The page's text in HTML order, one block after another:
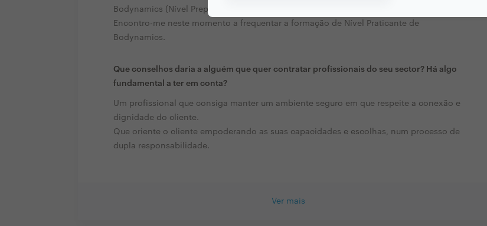
Bodynamics (Nível Preparatório) e Reiki.
Encontro-me neste momento a frequentar a formação de Nível Praticante de
Bodynamics.
Que conselhos daria a alguém que quer contratar profissionais do seu sector? Há algo
fundamental a ter em conta?
Um profissional que consiga manter um ambiente seguro em que respeite a conexão e
dignidade do cliente.
Que oriente o cliente empoderando as suas capacidades e escolhas, num processo de
dupla responsabilidade.
Ver mais